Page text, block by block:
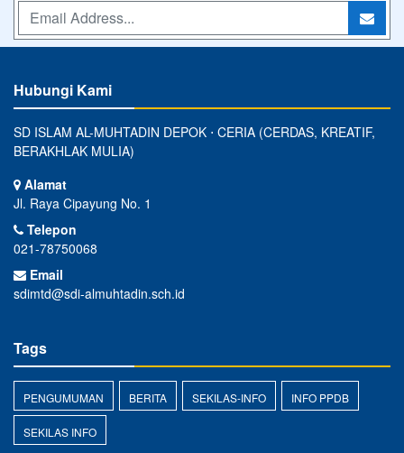
Hubungi Kami
SD ISLAM AL-MUHTADIN DEPOK ⋅ CERIA (CERDAS, KREATIF,
BERAKHLAK MULIA)
Alamat
Jl. Raya Cipayung No. 1
Telepon
021-78750068
Email
sdimtd@sdi-almuhtadin.sch.id
Tags
PENGUMUMAN BERITA SEKILAS-INFO INFO PPDB
SEKILAS INFO